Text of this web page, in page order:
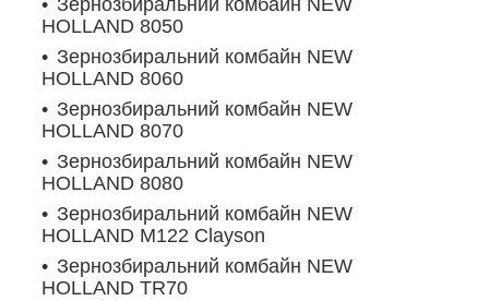
Зернозбиральний комбайн NEW
HOLLAND 8050
Зернозбиральний комбайн NEW
HOLLAND 8060
Зернозбиральний комбайн NEW
HOLLAND 8070
Зернозбиральний комбайн NEW
HOLLAND 8080
Зернозбиральний комбайн NEW
HOLLAND M122 Clayson
Зернозбиральний комбайн NEW
HOLLAND TR70